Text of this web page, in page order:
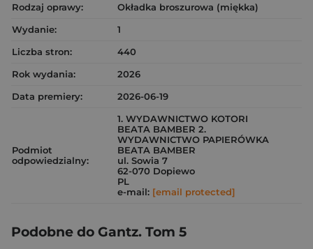
Rodzaj oprawy:
Okładka broszurowa (miękka)
Wydanie:
1
Liczba stron:
440
Rok wydania:
2026
Data premiery:
2026-06-19
Podmiot
odpowiedzialny:
1. WYDAWNICTWO KOTORI
BEATA BAMBER 2.
WYDAWNICTWO PAPIERÓWKA
BEATA BAMBER
ul. Sowia 7
62-070 Dopiewo
PL
e-mail: [email protected]
Podobne do Gantz. Tom 5